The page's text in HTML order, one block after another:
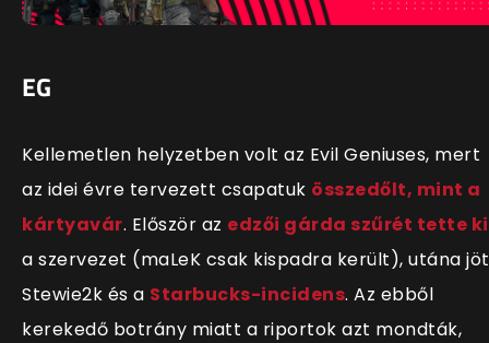
EG
Kellemetlen helyzetben volt az Evil Geniuses, mert
az idei évre tervezett csapatuk összedőlt, mint a
kártyavár. Először az edzői gárda szűrét tette ki
a szervezet (maLeK csak kispadra került), utána
Stewie2k és a Starbucks-incidens. Az ebből
kerekedő botrány miatt a riportok azt mondták,